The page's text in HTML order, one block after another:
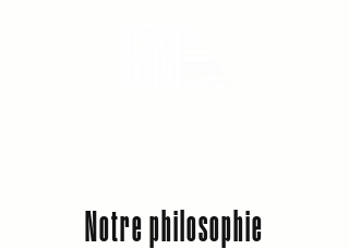
Notre philosophie